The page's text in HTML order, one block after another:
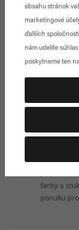
vždy s
Sušenie
Vyberte
Chráňte
neklaďte
Kožené
krémom,
kože. Je
obuvi
farby a
ponuku
obsahu stránok
marketingové
ďalších
nám udelíte
poskytneme ten